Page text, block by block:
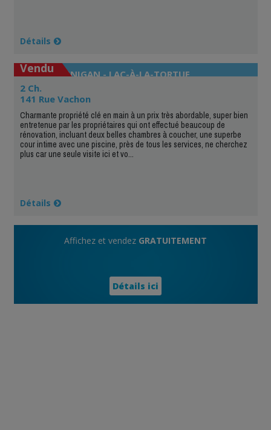
Détails
SHAWINIGAN - LAC-À-LA-TORTUE
Vendu
2 Ch.
141 Rue Vachon
Charmante propriété clé en main à un prix très abordable, super bien
entretenue par les propriétaires qui ont effectué beaucoup de
rénovation, incluant deux belles chambres à coucher, une superbe
cour intime avec une piscine, près de tous les services, ne cherchez
plus car une seule visite ici et vo...
Détails
Affichez et vendez GRATUITEMENT
Détails ici